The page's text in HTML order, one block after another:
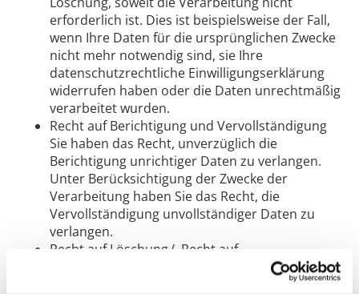
erforderlich ist. Dies ist beispielsweise der Fall,
wenn Ihre Daten für die ursprünglichen Zwecke
nicht mehr notwendig sind, sie Ihre
datenschutzrechtliche Einwilligungserklärung
widerrufen haben oder die Daten unrechtmäßig
verarbeitet wurden.
Recht auf Berichtigung und Vervollständigung
Sie haben das Recht, unverzüglich die
Berichtigung unrichtiger Daten zu verlangen.
Unter Berücksichtigung der Zwecke der
Verarbeitung haben Sie das Recht, die
Vervollständigung unvollständiger Daten zu
verlangen.
Recht auf Löschung („Recht auf
Vergessenwerden“) Sie haben ein Recht zur
Löschung, soweit die Verarbeitung nicht